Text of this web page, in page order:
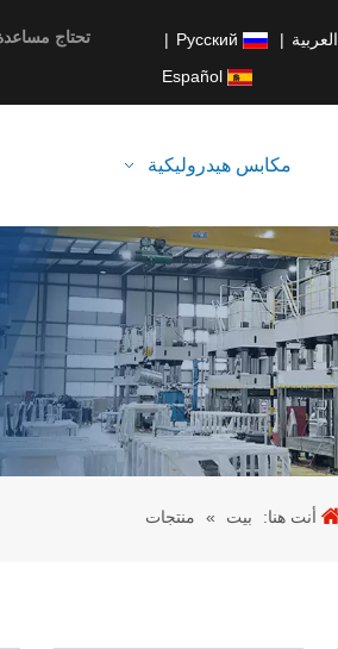
تحتاج العربية |
Pусский
|
Español
مكابس هيدروليكية
أنت هنا: بيت » منتجات